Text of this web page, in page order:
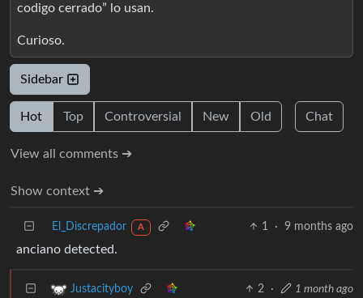
codigo cerrado” lo usan.
Curioso.
Sidebar
Hot Top Controversial New Old Chat
View all comments ➔
Show context ➔
El_Discrepador A 1 · 9 months ago
anciano detected.
Justacityboy 2 · 1 month ago